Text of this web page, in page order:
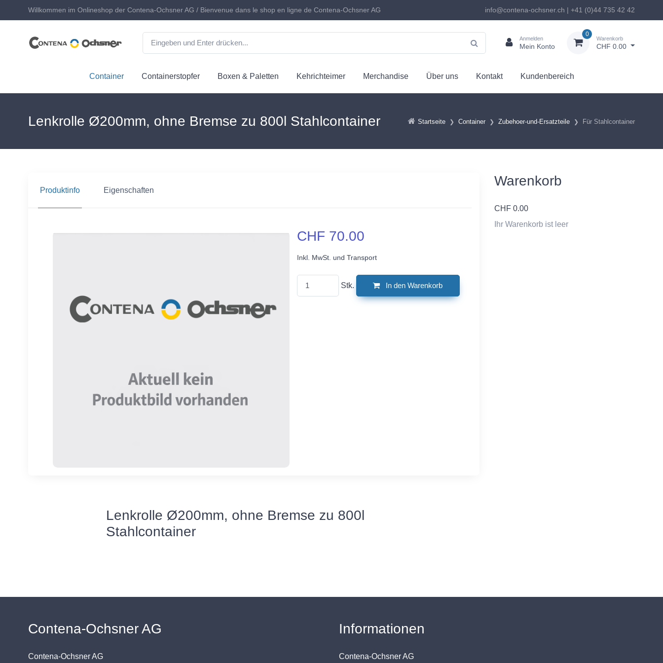
Willkommen im Onlineshop der Contena-Ochsner AG / Bienvenue dans le shop en ligne de Contena-Ochsner AG info@contena-ochsner.ch | +41 (0)44 735 42 42
Anmelden
Mein Konto
0
Warenkorb
CHF 0.00
Container Containerstopfer Boxen & Paletten Kehrichteimer Merchandise Über uns Kontakt Kundenbereich
Startseite Container Zubehoer-und-Ersatzteile Für Stahlcontainer
Lenkrolle Ø200mm, ohne Bremse zu 800l Stahlcontainer
Produktinfo Eigenschaften
CHF 70.00
Inkl. MwSt. und Transport
Stk. In den Warenkorb
Lenkrolle Ø200mm, ohne Bremse zu 800l
Stahlcontainer
Warenkorb
CHF 0.00
Ihr Warenkorb ist leer
Contena-Ochsner AG
Contena-Ochsner AG
Informationen
Contena-Ochsner AG